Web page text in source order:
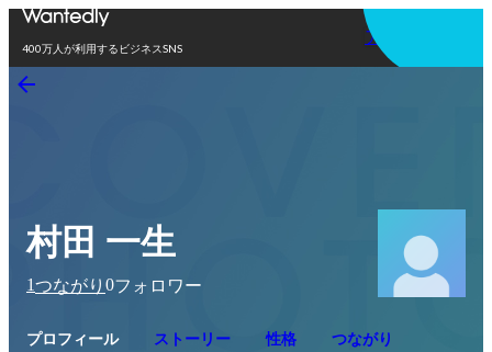
400万人が利用するビジネスSNS
アプリを使う
村田 一生
1つながり 0フォロワー
プロフィール ストーリー 性格 つながり